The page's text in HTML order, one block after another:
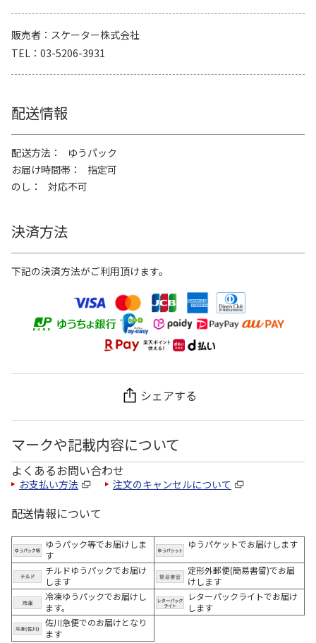
販売者
スケーター株式会社
TEL
03-5206-3931
配送情報
配送方法
ゆうパック
お届け時間帯
指定可
のし
対応不可
決済方法
下記の決済方法がご利用頂けます。
シェアする
マークや記載内容について
よくあるお問い合わせ
お支払い方法 注文のキャンセルについて
配送情報について
ゆうパック等でお届けしま
す
ゆうパケットでお届けします
チルドゆうパックでお届け
します
定形外郵便(簡易書留)でお届
けします
冷凍ゆうパックでお届けし
ます。
レターパックライトでお届け
します
佐川急便でのお届けとなり
ます